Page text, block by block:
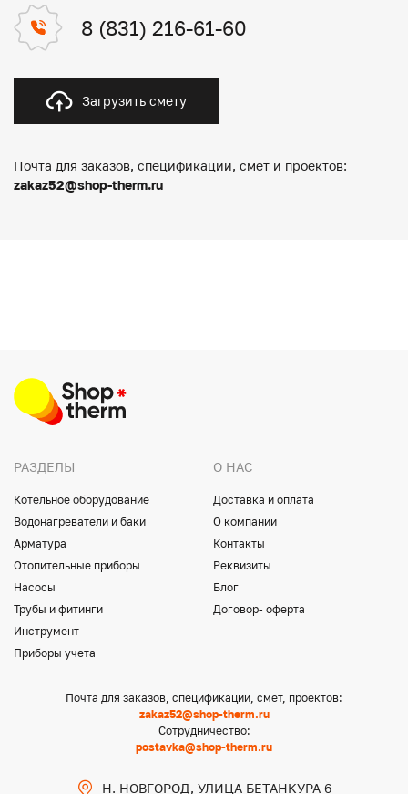
8 (831) 216-61-60
Загрузить смету
Почта для заказов, спецификации, смет и проектов:
zakaz52@shop-therm.ru
РАЗДЕЛЫ
Котельное оборудование
Водонагреватели и баки
Арматура
Отопительные приборы
Насосы
Трубы и фитинги
Инструмент
Приборы учета
О НАС
Доставка и оплата
О компании
Контакты
Реквизиты
Блог
Договор- оферта
Почта для заказов, спецификации, смет, проектов:
zakaz52@shop-therm.ru
Сотрудничество:
postavka@shop-therm.ru
Н. НОВГОРОД, УЛИЦА БЕТАНКУРА 6